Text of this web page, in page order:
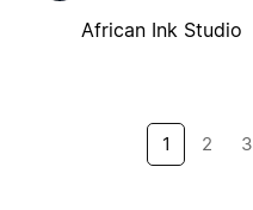
African Ink Studio
1 2 3